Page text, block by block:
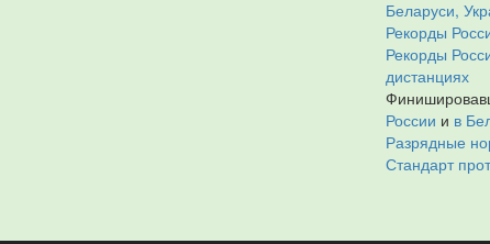
Беларуси,
Рекорды
Рекорды
дистанциях
России и в
Разрядные
Стандарт